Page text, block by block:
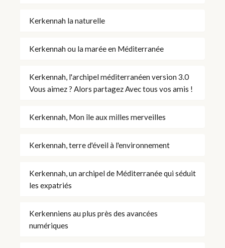
Kerkennah la naturelle
Kerkennah ou la marée en Méditerranée
Kerkennah, l'archipel méditerranéen version 3.0
Vous aimez ? Alors partagez Avec tous vos amis !
Kerkennah, Mon île aux milles merveilles
Kerkennah, terre d'éveil à l'environnement
Kerkennah, un archipel de Méditerranée qui séduit
les expatriés
Kerkenniens au plus près des avancées
numériques